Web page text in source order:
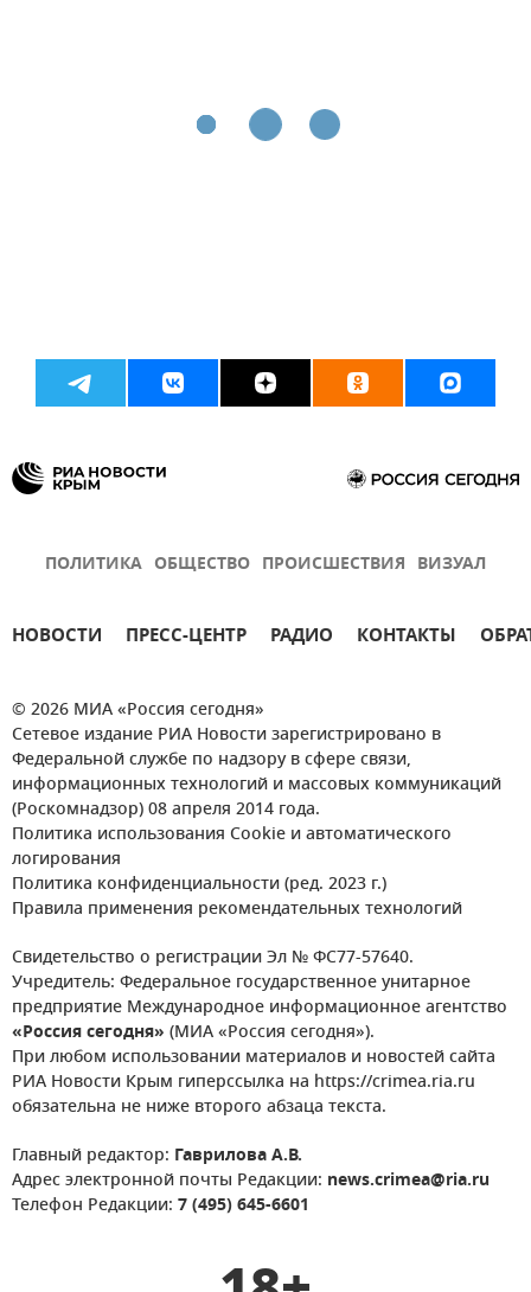
ПОЛИТИКА ОБЩЕСТВО ПРОИСШЕСТВИЯ ВИЗУАЛ
НОВОСТИ ПРЕСС-ЦЕНТР РАДИО КОНТАКТЫ
© 2026 МИА «Россия сегодня»
Сетевое издание РИА Новости зарегистрировано в
Федеральной службе по надзору в сфере связи,
информационных технологий и массовых коммуникаций
(Роскомнадзор) 08 апреля 2014 года.
Политика использования Cookie и автоматического
логирования
Политика конфиденциальности (ред. 2023 г.)
Правила применения рекомендательных технологий
Свидетельство о регистрации Эл № ФС77-57640.
Учредитель: Федеральное государственное унитарное
предприятие Международное информационное агентство
«Россия сегодня» (МИА «Россия сегодня»).
При любом использовании материалов и новостей сайта
РИА Новости Крым гиперссылка на https://crimea.ria.ru
обязательна не ниже второго абзаца текста.
Главный редактор: Гаврилова А.В.
Адрес электронной почты Редакции: news.crimea@ria.ru
Телефон Редакции: 7 (495) 645-6601